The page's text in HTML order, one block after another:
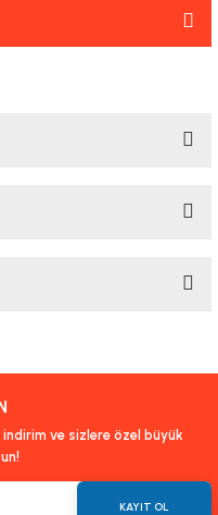
kullanarak tarafımıza
ve sizlere özel büyük
KAYIT OL